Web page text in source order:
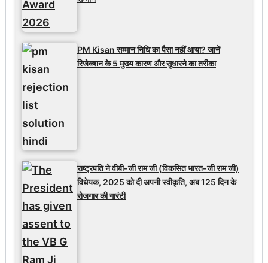
PM Kisan सम्मान निधि का पैसा नहीं आया? जानें
रिजेक्शन के 5 मुख्य कारण और सुधारने का तरीका
राष्ट्रपति ने वीबी-जी राम जी (विकसित भारत-जी राम जी)
विधेयक, 2025 को दी अपनी स्वीकृति, अब 125 दिन के
रोजगार की गारंटी